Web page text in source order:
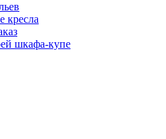
кресла
шкафа-купе